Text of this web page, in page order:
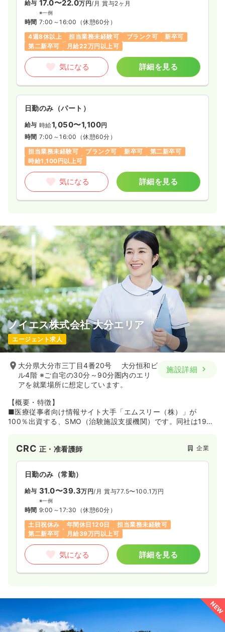
給与 17.0〜22.0万円/月 賞与2ヶ月
※一例
時間 7:00～16:00 （休憩60分）
4週8休以上
担当業務未経験可 ブランク可
新卒可
第二新卒可
月給22万円以上可
気になる 詳細を見る
日勤のみ（パート）
給与 時給1,050〜1,100円
時間 7:00～16:00 （休憩60分）
担当業務未経験可
ブランク可 新卒可
第二新卒可
時給1,100円以上可
気になる 詳細を見る
ノイエス株式会社 大分エリア
エージェント求人
大分県大分市三丁目4番20号 大分恒和ビ
ル4階 ※ご自宅の30分～90分圏内のエリ
アを就業場所に想定しています。
施設詳細
【概要・特徴】
■医療従事者向け情報サイト大手「エムスリー（株）」が
100％出資する、SMO（治験施設支援機関）です。同社は1996
SMO2社と合併しました。この合併により、これまで以上に幅
広い領域や地域をカバーできる体制を整えています。
■北海道から九州まで約20拠点を有しており、提携する施設数
は1,400以上。治験（医薬品）における実績は、プロトコール数
が786、契約症例数が2,110です（2019年9月時点）。重症度の
高い疾病を対象とした治験を実施できる医療機関から、生活習
徴。専門性が要求される臨床開発早期の治験から、症例数の確
保が重要な最終段階の治験まで、全てのフェーズに対応してい
ます。
【職場環境】
■日経Woman「女性が活躍する会社ベスト100(2023年6月
働き方が可能。また、チームで案件に対応する体制をとってい
ますが、ミーティングなどはできるだけ担当する施設にて実施
し、オフィスに出勤する頻度を少なくするようにしています。
CRC 正・准看護師 企業
日勤のみ（常勤）
給与 31.0〜39.3万円/月 賞与77.5〜100.1万円
※一例
時間 9:00～17:30 （休憩60分）
土日祝休み
年間休日120日
担当業務未経験可
第二新卒可
月給39万円以上可
気になる 詳細を見る
NEW